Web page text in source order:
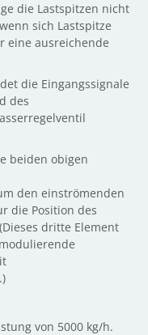
die Lastspitzen nicht
sich Lastspitze
eine ausreichende
die Eingangssignale
des
beiden obigen
den einströmenden
die Position des
dritte Element
von 5000 kg/h.